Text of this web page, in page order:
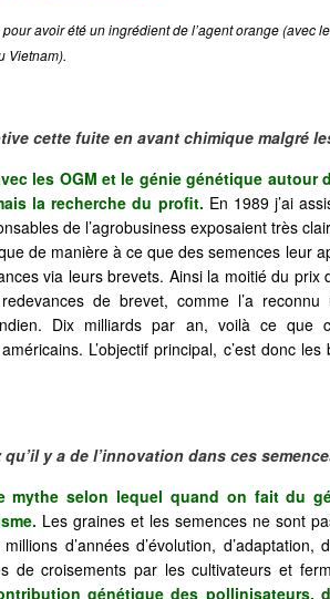
avoir été un ingrédient de l’agent orange (avec
Vietnam).
cette fuite en avant chimique malgré
les OGM et le génie génétique autour
la recherche du profit. En 1989 j’ai
de l’agrobusiness exposaient très
de manière à ce que des semences leur
via leurs brevets. Ainsi la moitié du prix
de brevet, comme l’a
Dix milliards par an, voilà ce que
L’objectif principal, c’est donc les
y a de l’innovation dans ces
mythe selon lequel quand on fait du
Les graines et les semences ne sont
d’années d’évolution, d’adaptation,
de croisements par les cultivateurs et
génétique des pollinisateurs,